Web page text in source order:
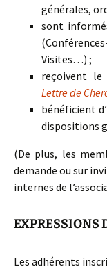
générales,
sont
Visites…) ;
reçoivent le
Lettre de
bénéficient
dispositions
(De plus, les
demande ou sur
internes de
EXPRESSIONS
Les adhérents